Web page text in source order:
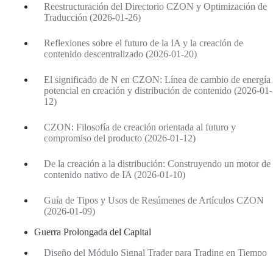
Reestructuración del Directorio CZON y Optimización de
Traducción (2026-01-26)
Reflexiones sobre el futuro de la IA y la creación de
contenido descentralizado (2026-01-20)
El significado de N en CZON: Línea de cambio de energía
potencial en creación y distribución de contenido (2026-01-
12)
CZON: Filosofía de creación orientada al futuro y
compromiso del producto (2026-01-12)
De la creación a la distribución: Construyendo un motor de
contenido nativo de IA (2026-01-10)
Guía de Tipos y Usos de Resúmenes de Artículos CZON
(2026-01-09)
Guerra Prolongada del Capital
Diseño del Módulo Signal Trader para Trading en Tiempo